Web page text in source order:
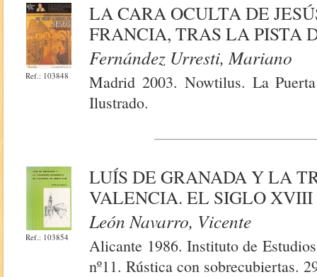
Ref.: 103848
LA CARA OCULTA DE
FRANCIA, TRAS LA PISTA
Fernández Urresti, Mariano
Madrid 2003. Nowtilus. La
Ilustrado.
Ref.: 103854
LUÍS DE GRANADA Y LA
VALENCIA. EL SIGLO XVIII
León Navarro, Vicente
Alicante 1986. Instituto de
nº11. Rústica con sobrecubiertas.